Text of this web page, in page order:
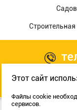
Строительная
Этот сайт
Файлы cookie
сервисов.